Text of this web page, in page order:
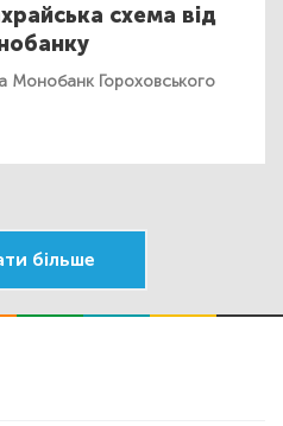
схема від
Монобанк Гороховського
більше